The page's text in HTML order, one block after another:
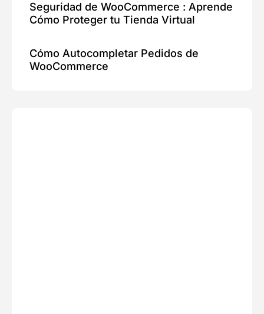
Seguridad de WooCommerce : Aprende
Cómo Proteger tu Tienda Virtual
Cómo Autocompletar Pedidos de
WooCommerce